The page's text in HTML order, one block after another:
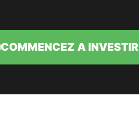
COMMENCEZ A INVESTIR